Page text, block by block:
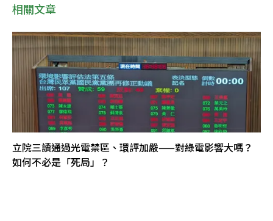
相關文章
立院三讀通過光電禁區、環評加嚴——對綠電影響大嗎？
如何不必是「死局」？